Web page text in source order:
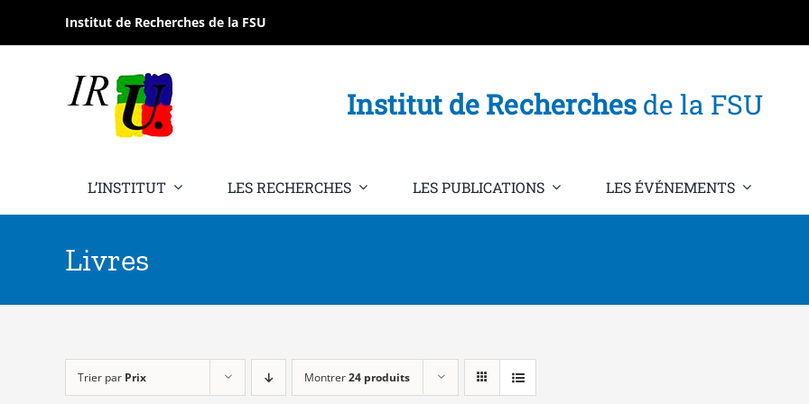
contenu
Institut de Recherches de la FSU
Institut de Recherchesde la FSU
L’INSTITUT LES RECHERCHES LES PUBLICATIONS LES ÉVÉNEMENTS
Livres
Trier par Prix Montrer24 produits